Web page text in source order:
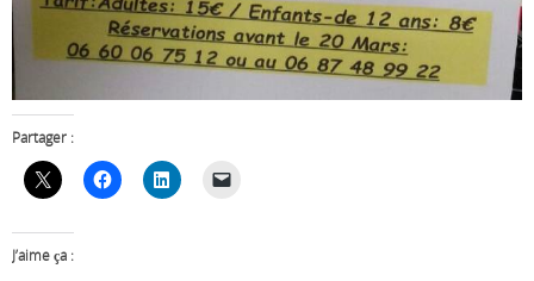
Partager :
J’aime ça :